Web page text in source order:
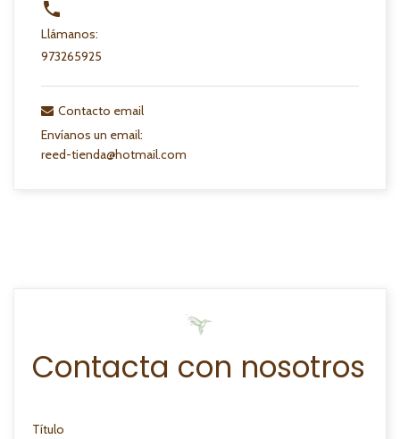

Llámanos:
973265925
Contacto email
Envíanos un email:
reed-tienda@hotmail.com
Contacta con nosotros
Título